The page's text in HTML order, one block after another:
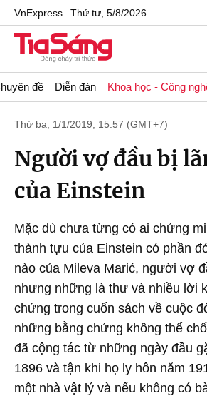
VnExpress Thứ tư, 5/8/2026
đề Diễn đàn Khoa học - Công
Thứ ba, 1/1/2019, 15:57 (GMT+7)
Người vợ đầu bị
của Einstein
Mặc dù chưa từng có ai chứng
thành tựu của Einstein có phần
nào của Mileva Marić, người vợ
nhưng những là thư và nhiều lời
chứng trong cuốn sách về cuộc
những bằng chứng không thể
đã cộng tác từ những ngày đầu
1896 và tận khi họ ly hôn năm
một nhà vật lý và nếu không có